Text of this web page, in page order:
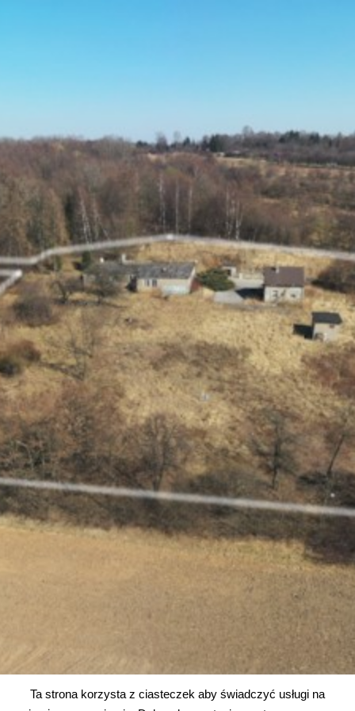
Ta strona korzysta z ciasteczek aby świadczyć usługi na